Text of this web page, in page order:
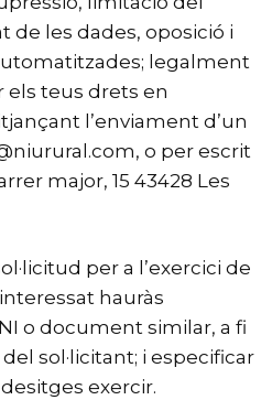
les dades, oposició i
legalment
els teus drets en
l’enviament d’un
o per escrit
major, 15 43428 Les
per a l’exercici de
hauràs
o document similar, a fi
sol·licitant; i especificar
exercir.